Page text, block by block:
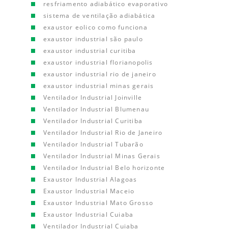
resfriamento adiabático evaporativo
sistema de ventilação adiabática
exaustor eolico como funciona
exaustor industrial são paulo
exaustor industrial curitiba
exaustor industrial florianopolis
exaustor industrial rio de janeiro
exaustor industrial minas gerais
Ventilador Industrial Joinville
Ventilador Industrial Blumenau
Ventilador Industrial Curitiba
Ventilador Industrial Rio de Janeiro
Ventilador Industrial Tubarão
Ventilador Industrial Minas Gerais
Ventilador Industrial Belo horizonte
Exaustor Industrial Alagoas
Exaustor Industrial Maceio
Exaustor Industrial Mato Grosso
Exaustor Industrial Cuiaba
Ventilador Industrial Cuiaba